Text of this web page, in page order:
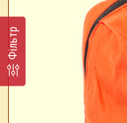
Фільтр